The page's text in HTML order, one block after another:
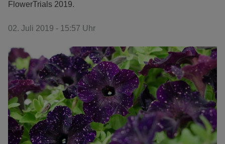
FlowerTrials 2019.
02. Juli 2019 - 15:57 Uhr